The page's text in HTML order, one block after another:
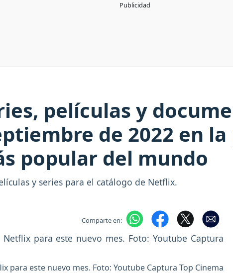
películas y
de 2022 en
popular del mundo
y series para el catálogo de Netflix.
Comparte en:
para este nuevo mes. Foto: Youtube Captura Top Cinema